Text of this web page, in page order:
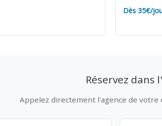
Dès 35€/
Réservez dans
Appelez directement l'agence de